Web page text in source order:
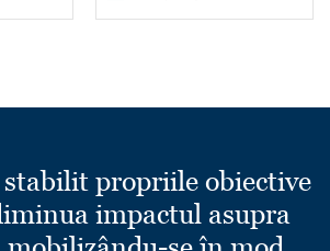
propriile obiective
impactul asupra